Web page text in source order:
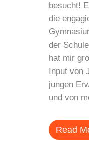
besucht!
die
der
hat mir
Input von
jungen
und von
Read